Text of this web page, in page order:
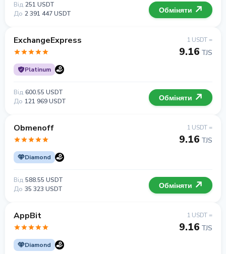
Від 251 USDT
До 2 391 447 USDT Обміняти
ExchangeExpress
Platinum
1 USDT =
9.16 TJS
Від 600.55 USDT
До 121 969 USDT Обміняти
Obmenoff
Diamond
1 USDT =
9.16 TJS
Від 588.55 USDT
До 35 323 USDT Обміняти
AppBit
Diamond
1 USDT =
9.16 TJS